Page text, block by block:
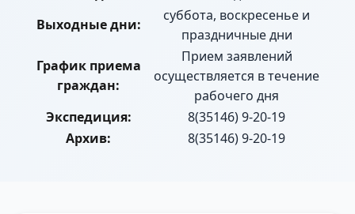
Выходные дни:
суббота, воскресенье и
праздничные дни
График приема
граждан:
Прием заявлений
осуществляется в течение
рабочего дня
Экспедиция:
8(35146) 9-20-19
Архив:
8(35146) 9-20-19